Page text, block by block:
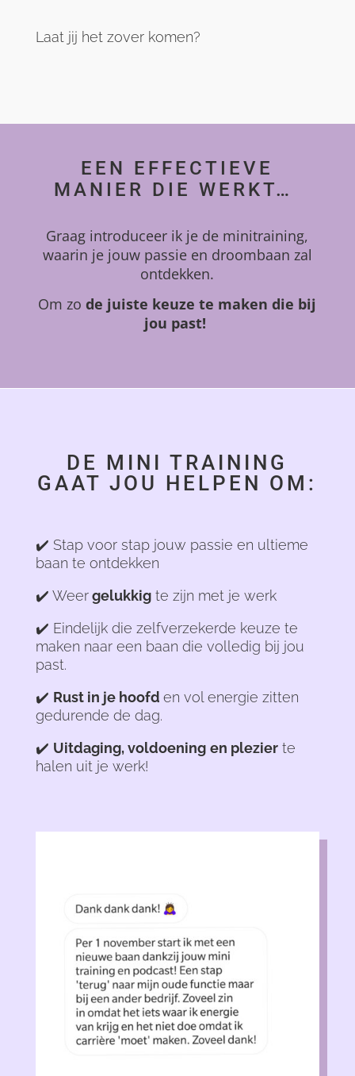
Laat jij het zover komen?
EEN EFFECTIEVE
MANIER DIE WERKT…
Graag introduceer ik je de minitraining,
waarin je jouw passie en droombaan zal
ontdekken.
Om zo de juiste keuze te maken die bij
jou past!
DE MINI TRAINING
GAAT JOU HELPEN OM:
✔️ Stap voor stap jouw passie en ultieme
baan te ontdekken
✔️ Weergelukkigte zijn met je werk
✔️ Eindelijk die zelfverzekerde keuze te
maken naar een baan die volledig bij jou
past.
✔️ Rust in je hoofd en vol energie zitten
gedurende de dag.
✔️ Uitdaging, voldoening en plezierte
halen uit je werk!